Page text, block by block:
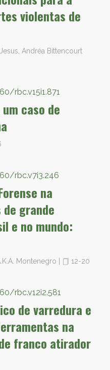
violentas de
Andréa Bittencourt
rbc.v15i1.871
caso de
rbc.v7i3.246
na
grande
e no mundo:
Montenegro 12-20
rbc.v12i2.581
de varredura e
na
franco atirador